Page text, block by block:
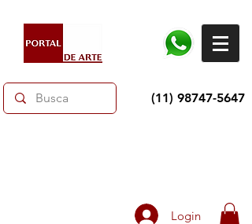
(11) 98747-5647
Login